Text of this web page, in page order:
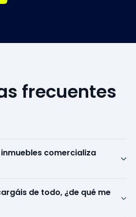
frecuentes
comercializa
de todo, ¿de qué me